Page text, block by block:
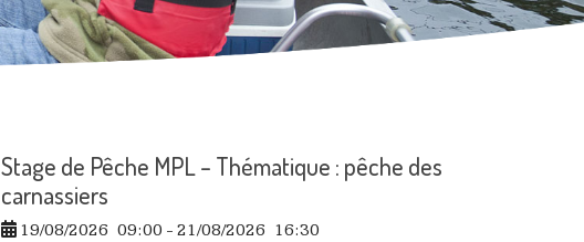
Stage de Pêche MPL – Thématique : pêche des
carnassiers
19/08/2026 09:00 - 21/08/2026 16:30